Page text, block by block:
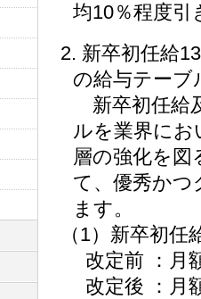
均10％程度
2. 新卒初任給
の給与テーブ
新卒初任給
ルを業界にお
層の強化を図
て、優秀かつ
ます。
（1）新卒初任
改定前 ：月
改定後 ：月